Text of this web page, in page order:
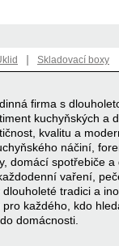
| Skladovací boxy
firma s
kuchyňských a
kvalitu a
náčiní,
domácí spotřebiče
vaření,
tradici a
každého, kdo
domácnosti.